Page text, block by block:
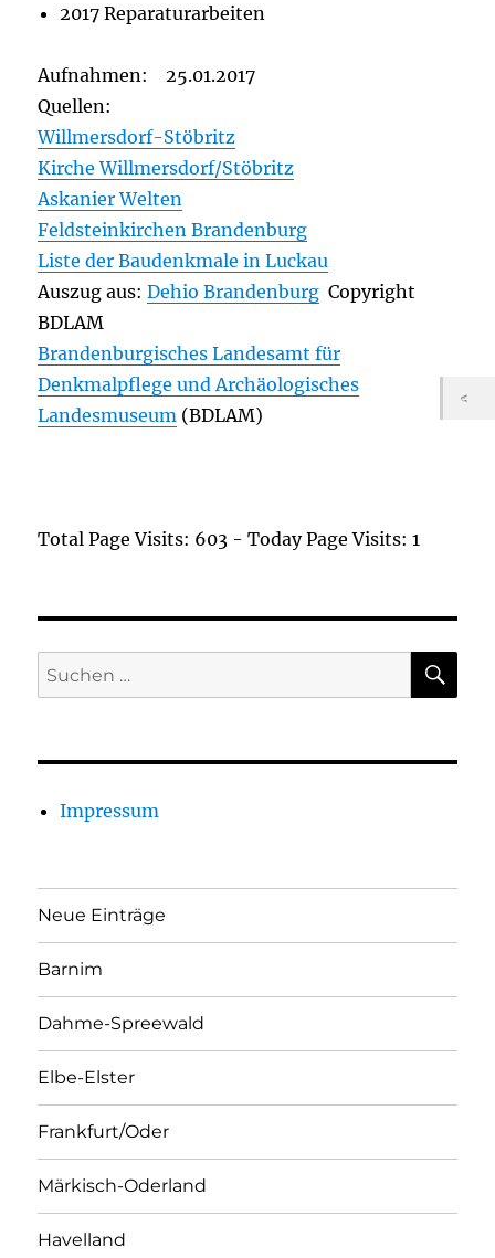
2017 Reparaturarbeiten
Aufnahmen: 25.01.2017
Quellen:
Willmersdorf-Stöbritz
Kirche Willmersdorf/Stöbritz
Askanier Welten
Feldsteinkirchen Brandenburg
Liste der Baudenkmale in Luckau
Auszug aus:Dehio Brandenburg Copyright
BDLAM
Brandenburgisches Landesamt für
Denkmalpflege und Archäologisches
Landesmuseum (BDLAM)
Total Page Visits: 603 - Today Page Visits: 1
Suchen
nach:
Impressum
Neue Einträge
Barnim
Dahme-Spreewald
Elbe-Elster
Frankfurt/Oder
Märkisch-Oderland
Havelland